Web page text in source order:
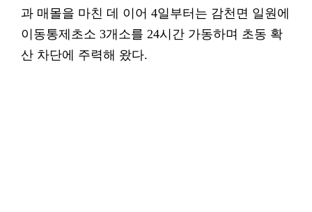
과 매몰을 마친 데 이어 4일부터는 감천면 일원에
이동통제초소 3개소를 24시간 가동하며 초동 확
산 차단에 주력해 왔다.